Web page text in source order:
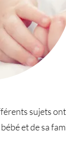
sujets
et de sa